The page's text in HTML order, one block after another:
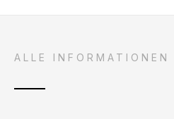
ALLE INFORMATIONEN